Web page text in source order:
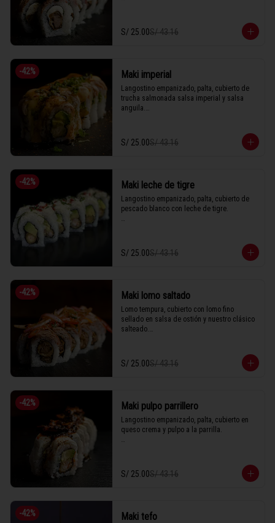
1 Tabla (10 unidades)
S/ 25.00S/ 43.16
-42% Maki imperial
Langostino empanizado, palta, cubierto de
trucha salmonada salsa imperial y salsa
anguila.
1 Tabla (10 unidades)
S/ 25.00S/ 43.16
-42% Maki leche de tigre
Langostino empanizado, palta, cubierto de
pescado blanco con leche de tigre.
1 Tabla (10 unidades)
S/ 25.00S/ 43.16
-42% Maki lomo saltado
Lomo tempura, cubierto con lomo fino
sellado en salsa de ostión y nuestro clásico
salteado.
1 Tabla (10 unidades)
S/ 25.00S/ 43.16
-42% Maki pulpo parrillero
Langostino empanizado, palta, cubierto en
queso crema y pulpo a la parrilla.
1 Tabla (10 unidades)
S/ 25.00S/ 43.16
-42% Maki tefo